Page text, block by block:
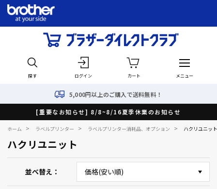
探す ログイン カート メニュー
5,000円以上のご購入で送料無料！
[重要なお知らせ] 8/8~8/16夏季休業のお知らせ
ホーム > ラベルプリンター > ラベルプリンター消耗品、オプション > ハクリユニット
ハクリユニット
並べ替え